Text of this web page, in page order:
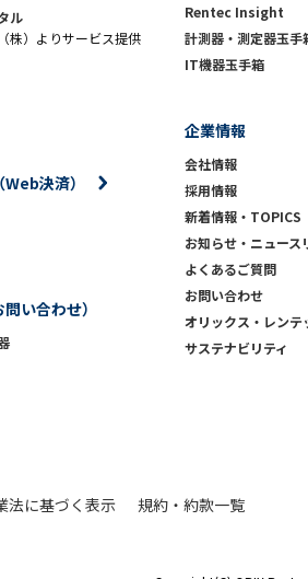
ル
株）よりサービス提供
決済）
い合わせ）
Rentec Insight
計測器・測定器玉手
IT機器玉手箱
企業情報
会社情報
採用情報
新着情報・TOPICS
お知らせ・ニュース
よくあるご質問
お問い合わせ
オリックス・レンテ
サステナビリティ
法に基づく表示 規約・約款一覧